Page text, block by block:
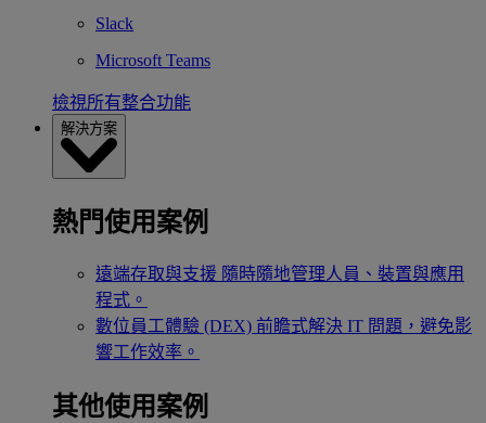
Slack
Microsoft Teams
檢視所有整合功能
解決方案
熱門使用案例
遠端存取與支援 隨時隨地管理人員、裝置與應用
程式。
數位員工體驗 (DEX) 前瞻式解決 IT 問題，避免影
響工作效率。
其他使用案例